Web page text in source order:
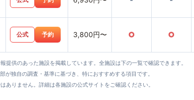
公式 予約 3,800円〜 ○ ○
提供のあった施設を掲載しています。全施設は下の一覧で確認できます。
が独自の調査・基準に基づき、特におすすめする項目です。
ありません。詳細は各施設の公式サイトをご確認ください。